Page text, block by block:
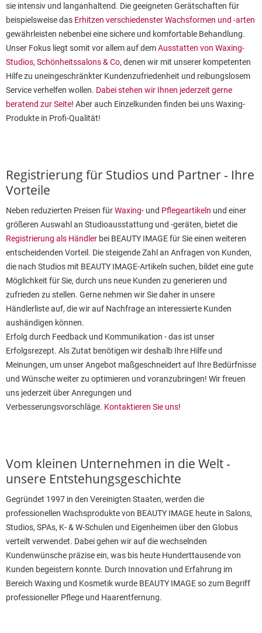
sie intensiv und langanhaltend. Die geeigneten Gerätschaften für
beispielsweise das Erhitzen verschiedenster Wachsformen und -arten
gewährleisten nebenbei eine sichere und komfortable Behandlung.
Unser Fokus liegt somit vor allem auf demAusstatten von Waxing-
Studios, Schönheitssalons & Co, denen wir mit unserer kompetenten
Hilfe zu uneingeschränkter Kundenzufriedenheit und reibungslosem
Service verhelfen wollen. Dabei stehen wir Ihnen jederzeit gerne
beratend zur Seite! Aber auch Einzelkunden finden bei uns Waxing-
Produkte in Profi-Qualität!
Registrierung für Studios und Partner - Ihre
Vorteile
Neben reduzierten Preisen fürWaxing- und Pflegeartikeln und einer
größeren Auswahl an Studioausstattung und -geräten, bietet die
Registrierung als Händler bei BEAUTY IMAGE für Sie einen weiteren
entscheidenden Vorteil. Die steigende Zahl an Anfragen von Kunden,
die nach Studios mit BEAUTY IMAGE-Artikeln suchen, bildet eine gute
Möglichkeit für Sie, durch uns neue Kunden zu generieren und
zufrieden zu stellen. Gerne nehmen wir Sie daher in unsere
Händlerliste auf, die wir auf Nachfrage an interessierte Kunden
aushändigen können.
Erfolg durch Feedback und Kommunikation - das ist unser
Erfolgsrezept. Als Zutat benötigen wir deshalb Ihre Hilfe und
Meinungen, um unser Angebot maßgeschneidert auf Ihre Bedürfnisse
und Wünsche weiter zu optimieren und voranzubringen! Wir freuen
uns jederzeit über Anregungen und
Verbesserungsvorschläge. Kontaktieren Sie uns!
Vom kleinen Unternehmen in die Welt -
unsere Entstehungsgeschichte
Gegründet 1997 in den Vereinigten Staaten, werden die
professionellen Wachsprodukte von BEAUTY IMAGE heute in Salons,
Studios, SPAs, K- & W-Schulen und Eigenheimen über den Globus
verteilt verwendet. Dabei gehen wir auf die wechselnden
Kundenwünsche präzise ein, was bis heute Hunderttausende von
Kunden begeistern konnte. Durch Innovation und Erfahrung im
Bereich Waxing und Kosmetik wurde BEAUTY IMAGE so zum Begriff
professioneller Pflege und Haarentfernung.